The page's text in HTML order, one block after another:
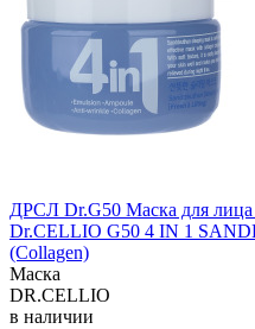
ДРСЛ Dr.G50 Маска для лица
Dr.CELLIO G50 4 IN 1
(Collagen)
Маска
DR.CELLIO
в наличии